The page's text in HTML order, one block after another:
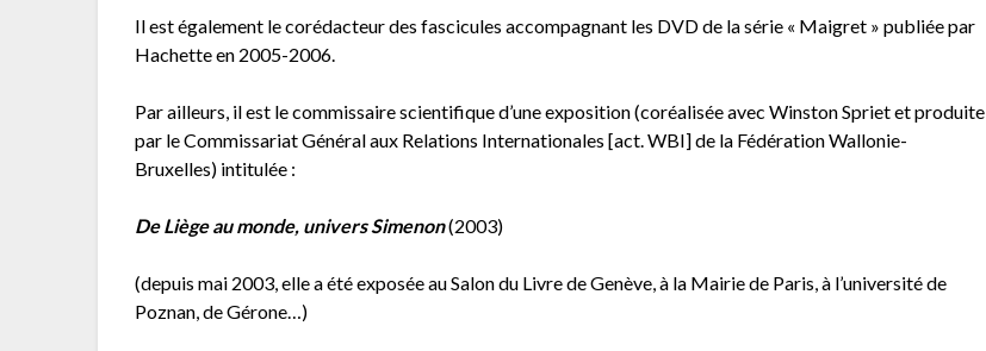
Il est également le corédacteur des fascicules accompagnant les DVD de la série « Maigret » publiée par
Hachette en 2005-2006.
Par ailleurs, il est le commissaire scientifique d’une exposition (coréalisée avec Winston Spriet et produite
par le Commissariat Général aux Relations Internationales [act. WBI] de la Fédération Wallonie-
Bruxelles) intitulée :
De Liège au monde, univers Simenon(2003)
(depuis mai 2003, elle a été exposée au Salon du Livre de Genève, à la Mairie de Paris, à l’université de
Poznan, de Gérone…)